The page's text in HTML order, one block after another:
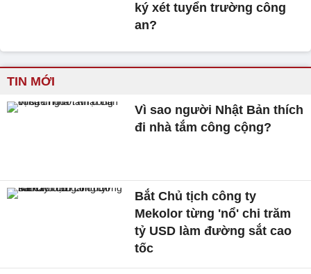
ký xét tuyển trường công
an?
TIN MỚI
Vì sao người Nhật Bản thích
đi nhà tắm công cộng?
Bắt Chủ tịch công ty
Mekolor từng 'nổ' chi trăm
tỷ USD làm đường sắt cao
tốc